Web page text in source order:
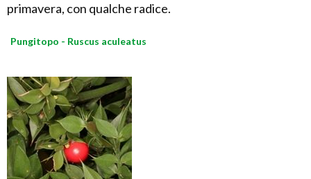
primavera, con qualche radice.
Pungitopo - Ruscus aculeatus